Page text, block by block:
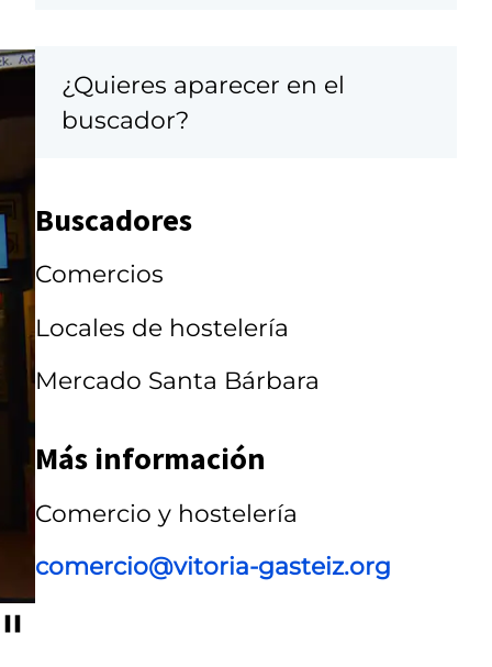
C
a
r
r
u
s
e
l
¿Quieres aparecer en el
buscador?
Buscadores
Comercios
Locales de hostelería
Mercado Santa Bárbara
Más información
Comercio y hostelería
comercio@vitoria-gasteiz.org